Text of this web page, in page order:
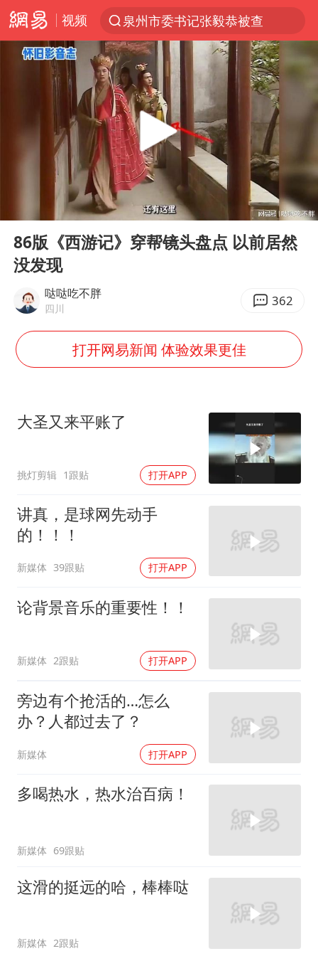
视频
泉州市委书记张毅恭被查
“电影+”如何激发千亿级消费新活力？
四川宜宾市高县4.9级地震致1人死亡
台风白海豚已进入24小时警戒线
中巨芯：上半年归母净利润1405.77万元
38岁演员求职万岁山NPC成功
胡彦斌获《歌手2026》歌王
胡彦斌韩磊 谁帮谁
东航：国内客票提前14天免费退改
夯实基础开新局
Play
03:58
86版《西游记》穿帮镜头盘点 以前居然
没发现
哒哒吃不胖
四川 362
打开网易新闻 体验效果更佳
大圣又来平账了
挑灯剪辑 1跟贴 打开APP
讲真，是球网先动手
的！！！
新媒体 39跟贴 打开APP
论背景音乐的重要性！！
新媒体 2跟贴 打开APP
旁边有个抢活的…怎么
办？人都过去了？
新媒体 打开APP
多喝热水，热水治百病！
新媒体 69跟贴
这滑的挺远的哈，棒棒哒
新媒体 2跟贴